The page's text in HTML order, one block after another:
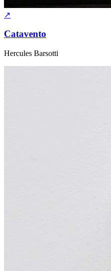
↗
Catavento
Hercules Barsotti